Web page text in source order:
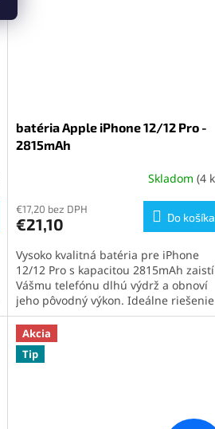
batéria Apple iPhone 12/12 Pro -
2815mAh
produktu
je
z
5
hviezdičiek.
Skladom (4
€17,20 bez DPH
€21,10 Do košíka
Vysoko kvalitná batéria pre iPhone
12/12 Pro s kapacitou 2815mAh zaistí
Vášmu telefónu dlhú výdrž a obnoví
jeho pôvodný výkon. Ideálne riešenie
pre výmenu batérie iPhone 12/12
zaistenie maximálnej kapacity.
Akcia
Tip